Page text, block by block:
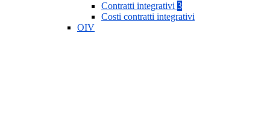
Contratti integrativi 3
Costi contratti integrativi
OIV